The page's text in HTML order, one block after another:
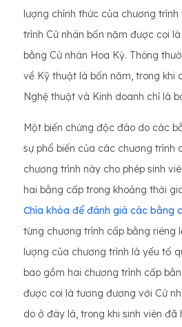
lượng chính thức của chương
trình Cử nhân bốn năm được coi
bằng Cử nhân Hoa Kỳ. Thông
về Kỹ thuật là bốn năm, trong khi
Nghệ thuật và Kinh doanh chỉ là
Một biến chứng độc đáo do các
sự phổ biến của các chương trình
chương trình này cho phép sinh
hai bằng cấp trong khoảng thời
Chìa khóa để đánh giá các bằng
từng chương trình cấp bằng riêng
lượng của chương trình là yếu tố
bao gồm hai chương trình cấp
được coi là tương đương với Cử
do ở đây là, trong khi sinh viên đã